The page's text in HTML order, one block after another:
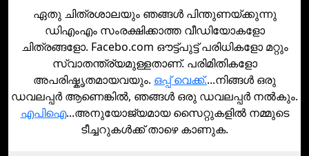
ഏതു ചിത്രശാലയും ഞങ്ങൾ പിന്തുണയ്ക്കുന്നു
ഡിഎംഎം സംരക്ഷിക്കാത്ത വീഡിയോകളോ
ചിത്രങ്ങളോ. Facebo.com ഔട്ട്പുട്ട് പരിധികളോ മറ്റും
സ്വാതന്ത്ര്യമുള്ളതാണ്. പരിമിതികളോ
അപരിഷ്കൃതമായവയും. ഒപ്പ് വെക്ക്....നിങ്ങള്‍ ഒരു
ഡവലപ്പര്‍ ആണെങ്കില്‍, ഞങ്ങള്‍ ഒരു ഡവലപ്പര്‍ നല്‍കും.
എപിഐ...അനുയോജ്യമായ സൈറ്റുകളില്‍ നമ്മുടെ
ടീച്ചറുകള്‍ക്ക് താഴെ കാണുക.